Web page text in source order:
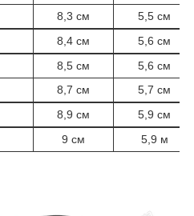
8,3 см
5,5 см
8,4 см
5,6 см
8,5 см
5,6 см
8,7 см
5,7 см
8,9 см
5,9 см
9 см 5,9 м